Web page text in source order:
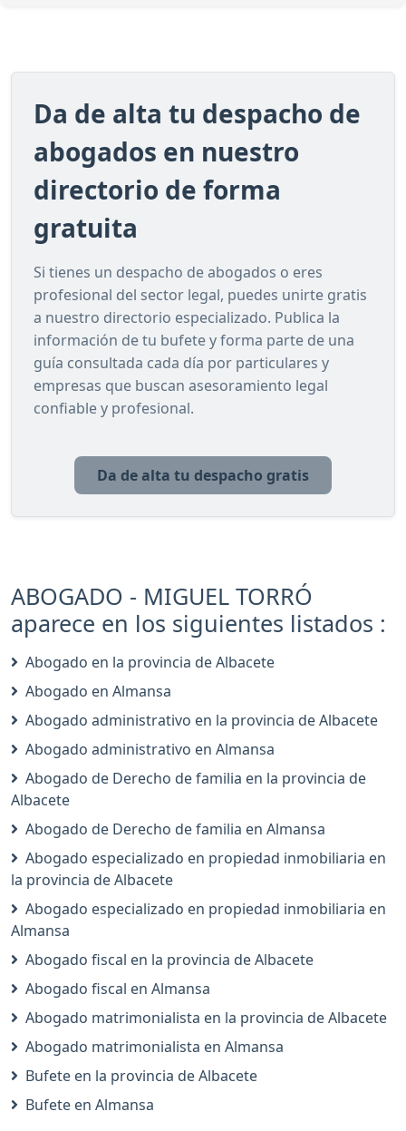
Da de alta tu despacho de
abogados en nuestro
directorio de forma
gratuita
Si tienes un despacho de abogados o eres
profesional del sector legal, puedes unirte gratis
a nuestro directorio especializado. Publica la
información de tu bufete y forma parte de una
guía consultada cada día por particulares y
empresas que buscan asesoramiento legal
confiable y profesional.
Da de alta tu despacho gratis
ABOGADO - MIGUEL TORRÓ
aparece en los siguientes listados :
Abogado en la provincia de Albacete
Abogado en Almansa
Abogado administrativo en la provincia de Albacete
Abogado administrativo en Almansa
Abogado de Derecho de familia en la provincia de
Albacete
Abogado de Derecho de familia en Almansa
Abogado especializado en propiedad inmobiliaria en
la provincia de Albacete
Abogado especializado en propiedad inmobiliaria en
Almansa
Abogado fiscal en la provincia de Albacete
Abogado fiscal en Almansa
Abogado matrimonialista en la provincia de Albacete
Abogado matrimonialista en Almansa
Bufete en la provincia de Albacete
Bufete en Almansa